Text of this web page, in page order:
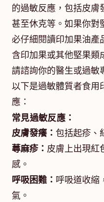
的過敏反應，包括皮膚
甚至休克等。如果你對
必仔細閱讀印加果油產
含印加果或其他堅果類
請諮詢你的醫生或過敏
以下是過敏體質者食用
應：
常見過敏反應：
皮膚發癢： 包括起疹、
蕁麻疹： 皮膚上出現紅
感。
呼吸困難： 呼吸道收縮
氣。